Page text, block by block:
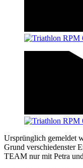
Ursprünglich gemeldet
Grund verschiedenster
TEAM nur mit Petra